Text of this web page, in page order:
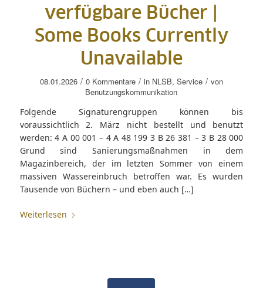
verfügbare Bücher |
Some Books Currently
Unavailable
08.01.2026 / 0 Kommentare / in NLSB, Service / von
Benutzungskommunikation
Folgende Signaturengruppen können bis
voraussichtlich 2. März nicht bestellt und benutzt
werden: 4 A 00 001 – 4 A 48 199 3 B 26 381 – 3 B 28 000
Grund sind Sanierungsmaßnahmen in dem
Magazinbereich, der im letzten Sommer von einem
massiven Wassereinbruch betroffen war. Es wurden
Tausende von Büchern – und eben auch […]
Weiterlesen